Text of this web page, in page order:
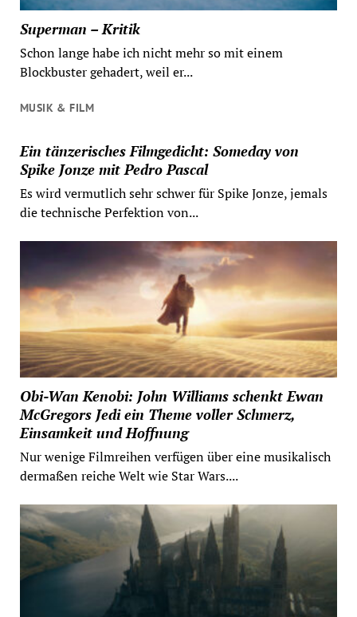
Superman – Kritik
Schon lange habe ich nicht mehr so mit einem
Blockbuster gehadert, weil er...
MUSIK & FILM
Ein tänzerisches Filmgedicht: Someday von
Spike Jonze mit Pedro Pascal
Es wird vermutlich sehr schwer für Spike Jonze, jemals
die technische Perfektion von...
Obi-Wan Kenobi: John Williams schenkt Ewan
McGregors Jedi ein Theme voller Schmerz,
Einsamkeit und Hoffnung
Nur wenige Filmreihen verfügen über eine musikalisch
dermaßen reiche Welt wie Star Wars....